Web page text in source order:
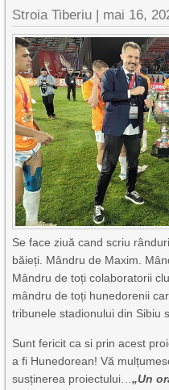
Stroia Tiberiu | mai 16,
Se face ziuă cand scriu
băieți. Mândru de Maxim.
Mândru de toți colaboratorii
mândru de toți hunedorenii
tribunele stadionului din Sibiu
Sunt fericit ca si prin acest
a fi Hunedorean! Vă
susținerea proiectului…„Un